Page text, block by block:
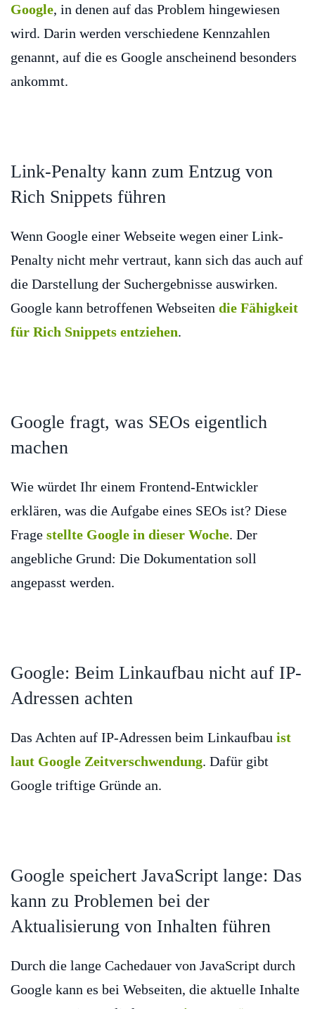
Google, in denen auf das Problem hingewiesen
wird. Darin werden verschiedene Kennzahlen
genannt, auf die es Google anscheinend besonders
ankommt.
Link-Penalty kann zum Entzug von
Rich Snippets führen
Wenn Google einer Webseite wegen einer Link-
Penalty nicht mehr vertraut, kann sich das auch auf
die Darstellung der Suchergebnisse auswirken.
Google kann betroffenen Webseiten die Fähigkeit
für Rich Snippets entziehen.
Google fragt, was SEOs eigentlich
machen
Wie würdet Ihr einem Frontend-Entwickler
erklären, was die Aufgabe eines SEOs ist? Diese
Frage stellte Google in dieser Woche. Der
angebliche Grund: Die Dokumentation soll
angepasst werden.
Google: Beim Linkaufbau nicht auf IP-
Adressen achten
Das Achten auf IP-Adressen beim Linkaufbau ist
laut Google Zeitverschwendung. Dafür gibt
Google triftige Gründe an.
Google speichert JavaScript lange: Das
kann zu Problemen bei der
Aktualisierung von Inhalten führen
Durch die lange Cachedauer von JavaScript durch
Google kann es bei Webseiten, die aktuelle Inhalte